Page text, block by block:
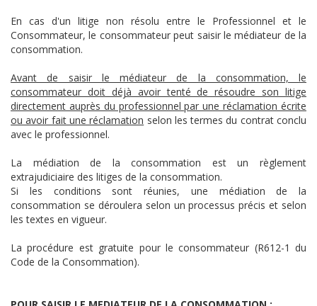
En cas d'un litige non résolu entre le Professionnel et le
Consommateur, le consommateur peut saisir le médiateur de la
consommation.
Avant de saisir le médiateur de la consommation, le
consommateur doit déjà avoir tenté de résoudre son litige
directement auprès du professionnel par une réclamation écrite
ou avoir fait une réclamation selon les termes du contrat conclu
avec le professionnel.
La médiation de la consommation est un règlement
extrajudiciaire des litiges de la consommation.
Si les conditions sont réunies, une médiation de la
consommation se déroulera selon un processus précis et selon
les textes en vigueur.
La procédure est gratuite pour le consommateur (R612-1 du
Code de la Consommation).